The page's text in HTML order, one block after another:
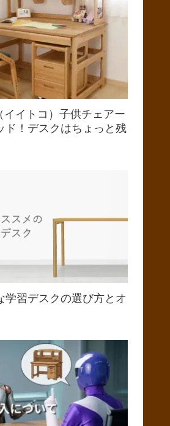
イイトコ）子供チェアー
ド！デスクはちょっと残
学習デスクの選び方とオ